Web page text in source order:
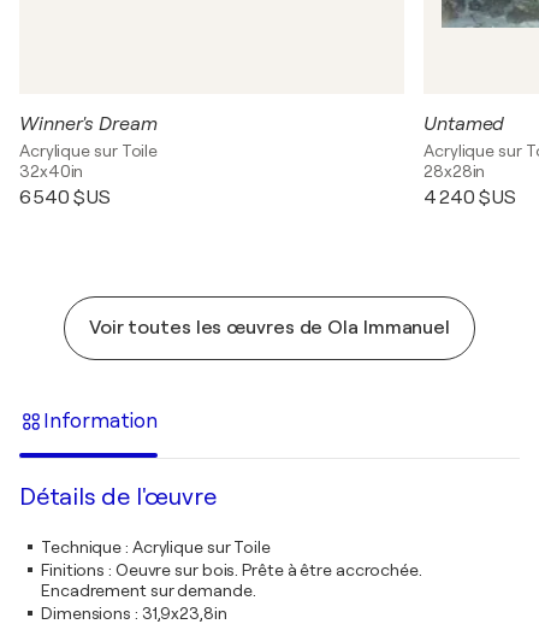
Winner's Dream
Acrylique sur Toile
32x40in
6 540 $US
Untamed
Acrylique sur
28x28in
4 240 $US
Voir toutes les œuvres de Ola Immanuel
Information
Détails de l'œuvre
Technique: Acrylique sur Toile
Finitions : Oeuvre sur bois. Prête à être accrochée.
Encadrement sur demande.
Dimensions : 31,9x23,8in